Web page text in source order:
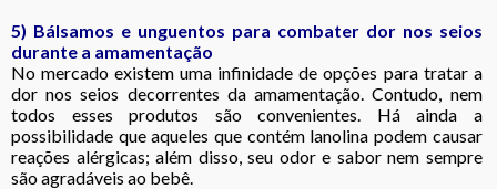
5) Bálsamos e unguentos para combater dor nos seios
durante a amamentação
No mercado existem uma infinidade de opções para tratar a
dor nos seios decorrentes da amamentação. Contudo, nem
todos esses produtos são convenientes. Há ainda a
possibilidade que aqueles que contém lanolina podem causar
reações alérgicas; além disso, seu odor e sabor nem sempre
são agradáveis ao bebê.